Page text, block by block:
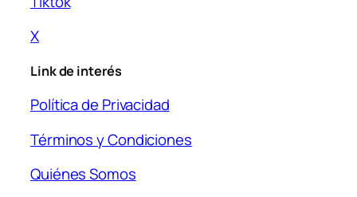
X
Link de interés
Política de Privacidad
Términos y Condiciones
Quiénes Somos